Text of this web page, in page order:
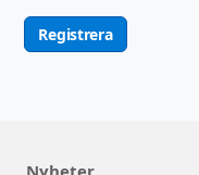
Registrera
Nyheter